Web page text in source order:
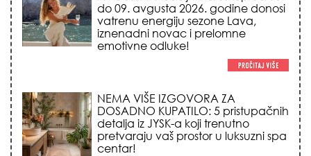
NEMA VIŠE IZGOVORA ZA
DOSADNO KUPATILO: 5 pristupačnih
detalja iz JYSK-a koji trenutno
pretvaraju vaš prostor u luksuzni spa
STILISTI SE SLAŽU – OVI NOKTI SU HIT
SEZONE: 5 manikir trendova koji
osvajaju sve poglede i izgledaju
skupo na svačijim rukama!